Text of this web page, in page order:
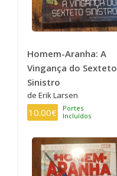
Homem-Aranha: A
Vingança do Sexteto
Sinistro
de Erik Larsen
10.00€
Portes
Incluídos